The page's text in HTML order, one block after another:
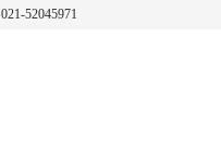
021-52045971